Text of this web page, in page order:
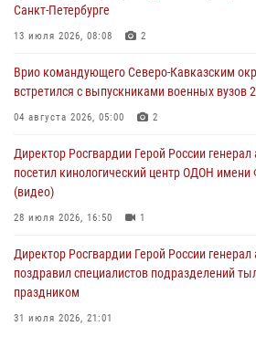
В Центральных регионах России
акция «Каникулы с Росгвардией»
В Кузбассе росгвардейцы помогли вернуть
мать
Санкт-Петербурге
13 июля 2026, 08:08 2
Врио командующего Северо-Кавказским
встретился с выпускниками военных вузов
04 августа 2026, 05:00 2
Директор Росгвардии Герой России
посетил кинологический центр ОДОН
(видео)
28 июля 2026, 16:50 1
Директор Росгвардии Герой России
поздравил специалистов подразделений
праздником
31 июля 2026, 21:01